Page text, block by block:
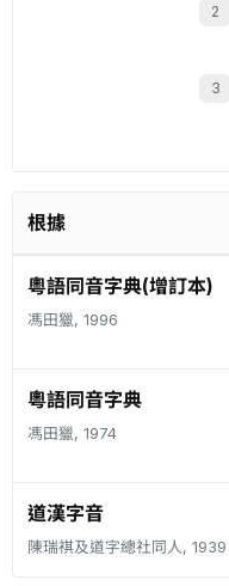
根據
粵語同音字典(增訂本)
馮田獵, 1996
粵語同音字典
馮田獵, 1974
道漢字音
陳瑞祺及道字總社同人, 1939